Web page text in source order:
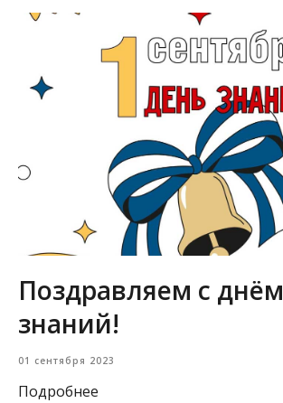
Поздравляем с днём
знаний!
01 сентября 2023
Подробнее